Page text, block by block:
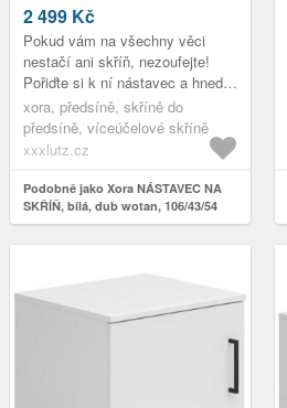
106/43/54 CM
2 499 Kč
Pokud vám na všechny věci
nestačí ani skříň, nezoufejte!
Pořiďte si k ní nástavec a hned
máte o přídavný úložný prostor
postaráno! Ve stejném barev...
xora, předsíně, skříně do
předsíně, víceúčelové skříně
xxxlutz.cz
Podobně jako Xora NÁSTAVEC NA
SKŘÍŇ, bílá, dub wotan, 106/43/54
cm